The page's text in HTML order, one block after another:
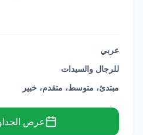
عربي
للرجال والسيدات
مبتدئ، متوسط، متقدم، خبير
عرض الجداول